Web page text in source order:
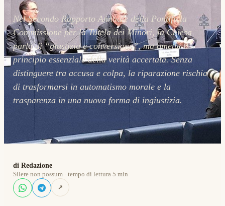
Nel Secondo Rapporto Annuale della Pontificia
Commissione per la Tutela dei Minori, la Chiesa
parla di “giustizia e conversione”, ma omette il
principio essenziale della verità accertata. Senza
distinguere tra accusa e colpa, la riparazione rischia
di trasformarsi in automatismo morale e la
trasparenza in una nuova forma di ingiustizia.
di Redazione
Silere non possum · tempo di lettura 5 min
↗